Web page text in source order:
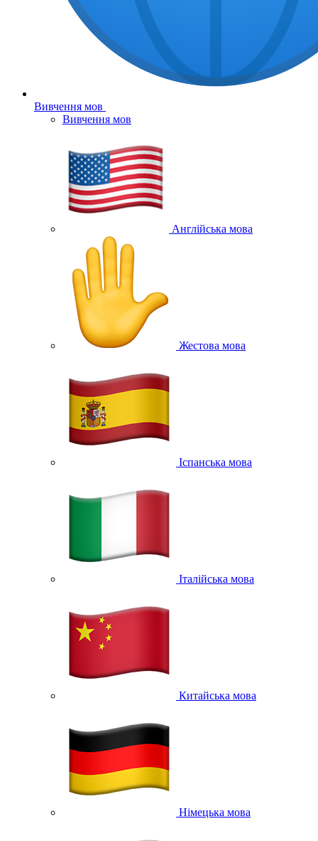
Вивчення мов
Вивчення мов
Англійська мова
Жестова мова
Іспанська мова
Італійська мова
Китайська мова
Німецька мова